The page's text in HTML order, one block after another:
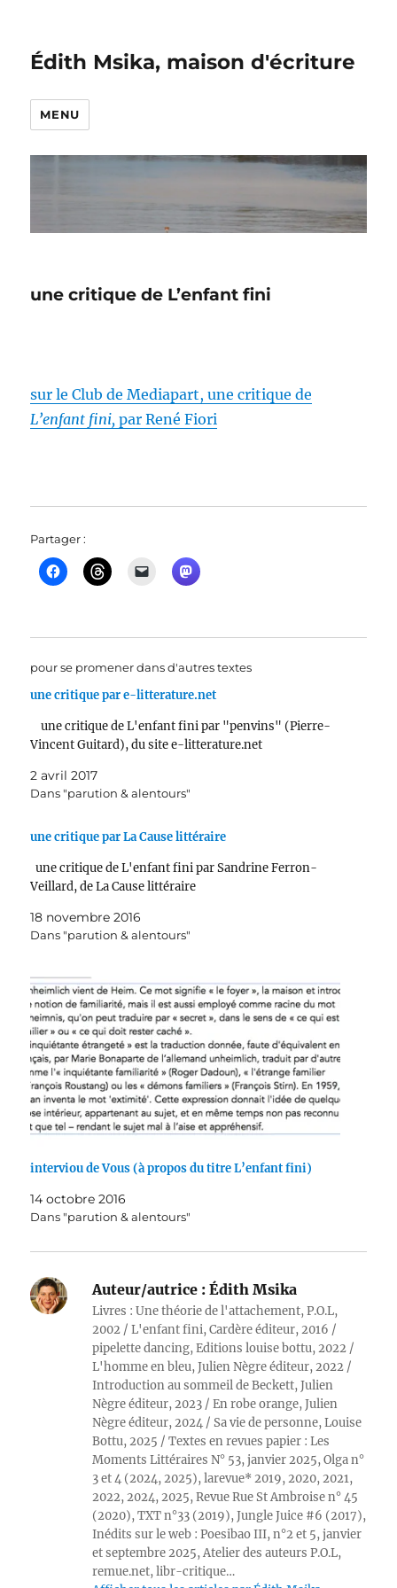
Édith Msika, maison d'écriture
MENU
une critique de L’enfant fini
sur le Club de Mediapart, une critique de
L’enfant fini, par René Fiori
Partager :
pour se promener dans d'autres textes
une critique par e-litterature.net
une critique de L'enfant fini par "penvins" (Pierre-
Vincent Guitard), du site e-litterature.net
2 avril 2017
Dans "parution & alentours"
une critique par La Cause littéraire
une critique de L'enfant fini par Sandrine Ferron-
Veillard, de La Cause littéraire
18 novembre 2016
Dans "parution & alentours"
interviou de Vous (à propos du titre L’enfant fini)
14 octobre 2016
Dans "parution & alentours"
Auteur/autrice : Édith Msika
Livres : Une théorie de l'attachement, P.O.L,
2002 / L'enfant fini, Cardère éditeur, 2016 /
pipelette dancing, Editions louise bottu, 2022 /
L'homme en bleu, Julien Nègre éditeur, 2022 /
Introduction au sommeil de Beckett, Julien
Nègre éditeur, 2023 / En robe orange, Julien
Nègre éditeur, 2024 / Sa vie de personne, Louise
Bottu, 2025 / Textes en revues papier : Les
Moments Littéraires N° 53, janvier 2025, Olga n°
3 et 4 (2024, 2025), larevue* 2019, 2020, 2021,
2022, 2024, 2025, Revue Rue St Ambroise n° 45
(2020), TXT n°33 (2019), Jungle Juice #6 (2017),
Inédits sur le web : Poesibao III, n°2 et 5, janvier
et septembre 2025, Atelier des auteurs P.O.L,
remue.net, libr-critique…